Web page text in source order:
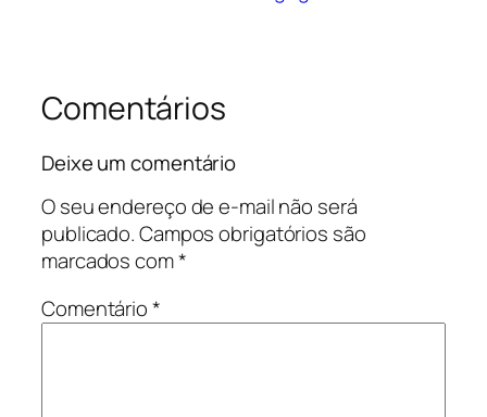
Comentários
Deixe um comentário
O seu endereço de e-mail não será
publicado.Campos obrigatórios são
marcados com*
Comentário*